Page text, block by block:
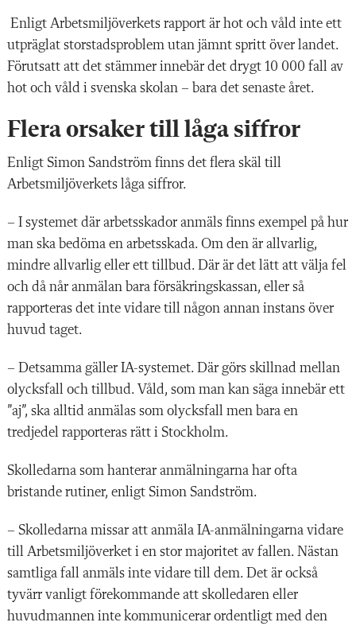
Enligt Arbetsmiljöverkets rapport är hot och våld inte ett
utpräglat storstadsproblem utan jämnt spritt över landet.
Förutsatt att det stämmer innebär det drygt 10 000 fall av
hot och våld i svenska skolan – bara det senaste året.
Flera orsaker till låga siffror
Enligt Simon Sandström finns det flera skäl till
Arbetsmiljöverkets låga siffror.
– I systemet där arbetsskador anmäls finns exempel på hur
man ska bedöma en arbetsskada. Om den är allvarlig,
mindre allvarlig eller ett tillbud. Där är det lätt att välja fel
och då når anmälan bara försäkringskassan, eller så
rapporteras det inte vidare till någon annan instans över
huvud taget.
– Detsamma gäller IA-systemet. Där görs skillnad mellan
olycksfall och tillbud. Våld, som man kan säga innebär ett
”aj”, ska alltid anmälas som olycksfall men bara en
tredjedel rapporteras rätt i Stockholm.
Skolledarna som hanterar anmälningarna har ofta
bristande rutiner, enligt Simon Sandström.
– Skolledarna missar att anmäla IA-anmälningarna vidare
till Arbetsmiljöverket i en stor majoritet av fallen. Nästan
samtliga fall anmäls inte vidare till dem. Det är också
tyvärr vanligt förekommande att skolledaren eller
huvudmannen inte kommunicerar ordentligt med den